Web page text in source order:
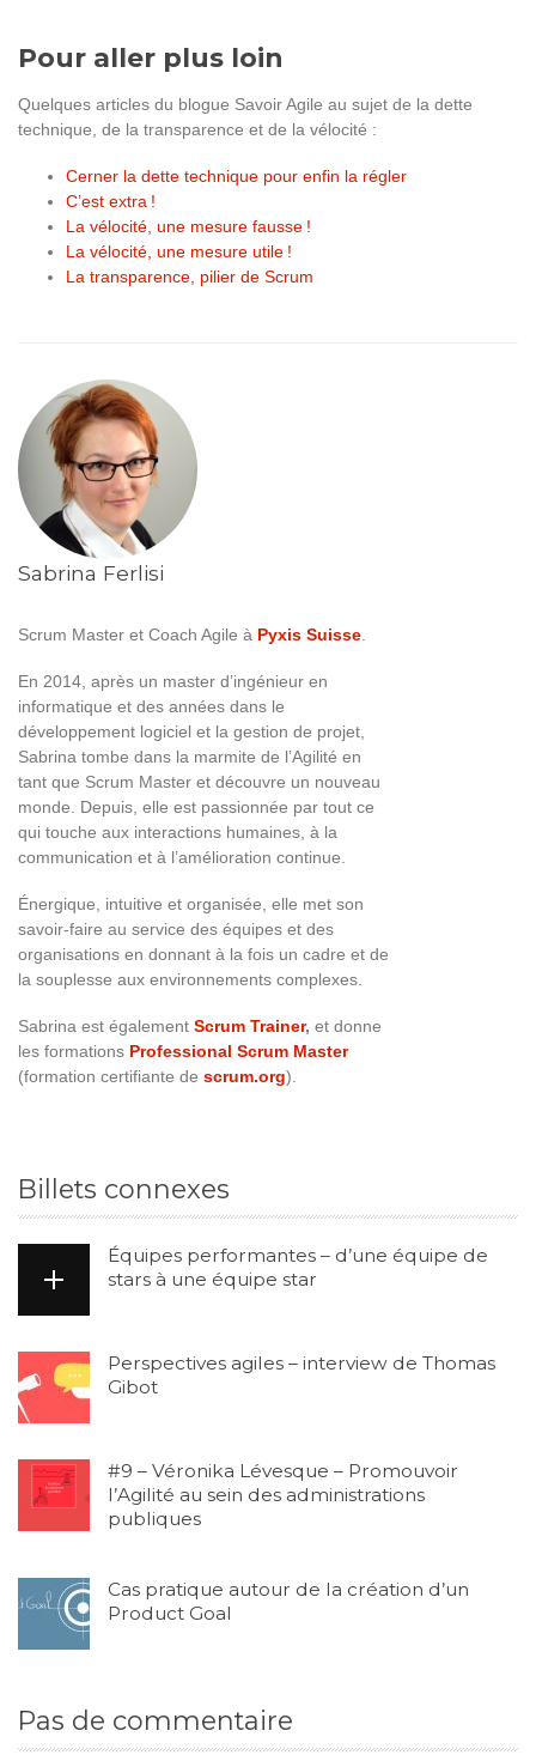
Pour aller plus loin
Quelques articles du blogue Savoir Agile au sujet de la dette
technique, de la transparence et de la vélocité :
Cerner la dette technique pour enfin la régler
C’est extra !
La vélocité, une mesure fausse !
La vélocité, une mesure utile !
La transparence, pilier de Scrum
Sabrina Ferlisi
Scrum Master et Coach Agile à Pyxis Suisse
En 2014, après un master d’ingénieur en
informatique et des années dans le
développement logiciel et la gestion de projet,
Sabrina tombe dans la marmite de l’Agilité en
tant que Scrum Master et découvre un nouveau
monde. Depuis, elle est passionnée par tout ce
qui touche aux interactions humaines, à la
communication et à l’amélioration continue.
Énergique, intuitive et organisée, elle met son
savoir-faire au service des équipes et des
organisations en donnant à la fois un cadre et de
la souplesse aux environnements complexes.
Sabrina est également Scrum Trainer, et donne
les formations Professional Scrum Master
(formation certifiante de scrum.org).
Billets connexes
Équipes performantes – d’une équipe de
stars à une équipe star
Perspectives agiles – interview de Thomas
Gibot
#9 – Véronika Lévesque – Promouvoir
l’Agilité au sein des administrations
publiques
Cas pratique autour de la création d’un
Product Goal
Pas de commentaire